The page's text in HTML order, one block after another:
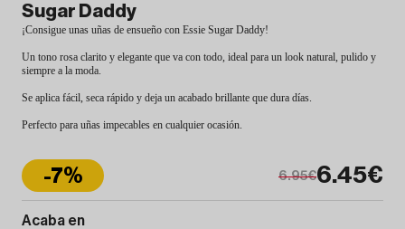
Sugar Daddy
¡Consigue unas uñas de ensueño con Essie Sugar Daddy!
Un tono rosa clarito y elegante que va con todo, ideal para un look natural, pulido y
siempre a la moda.
Se aplica fácil, seca rápido y deja un acabado brillante que dura días.
Perfecto para uñas impecables en cualquier ocasión.
6.45€
-7% 6.95€
Acaba en